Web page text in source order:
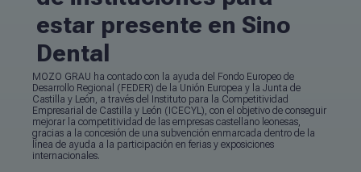
estar presente en Sino
Dental
MOZO GRAU ha contado con la ayuda del Fondo Europeo de
Desarrollo Regional (FEDER) de la Unión Europea y la Junta de
Castilla y León, a través del Instituto para la Competitividad
Empresarial de Castilla y León (ICECYL), con el objetivo de conseguir
mejorar la competitividad de las empresas castellano leonesas,
gracias a la concesión de una subvención enmarcada dentro de la
línea de ayuda a la participación en ferias y exposiciones
internacionales.